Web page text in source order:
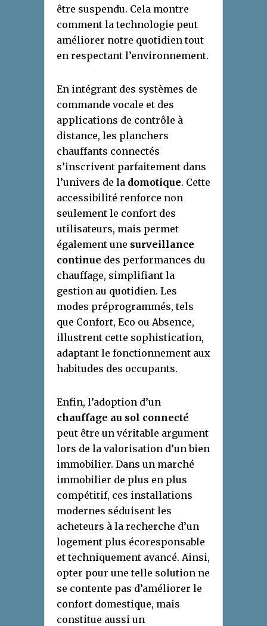
être suspendu. Cela montre
comment la technologie peut
améliorer notre quotidien tout
en respectant l’environnement.
En intégrant des systèmes de
commande vocale et des
applications de contrôle à
distance, les planchers
chauffants connectés
s’inscrivent parfaitement dans
l’univers de la domotique. Cette
accessibilité renforce non
seulement le confort des
utilisateurs, mais permet
également une surveillance
continue des performances du
chauffage, simplifiant la
gestion au quotidien. Les
modes préprogrammés, tels
que Confort, Eco ou Absence,
illustrent cette sophistication,
adaptant le fonctionnement aux
habitudes des occupants.
Enfin, l’adoption d’un
chauffage au sol connecté
peut être un véritable argument
lors de la valorisation d’un bien
immobilier. Dans un marché
immobilier de plus en plus
compétitif, ces installations
modernes séduisent les
acheteurs à la recherche d’un
logement plus écoresponsable
et techniquement avancé. Ainsi,
opter pour une telle solution ne
se contente pas d’améliorer le
confort domestique, mais
constitue aussi un